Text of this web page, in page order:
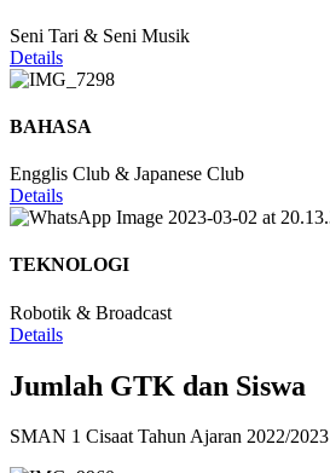
Seni Tari & Seni Musik
Details
BAHASA
Engglis Club & Japanese Club
Details
TEKNOLOGI
Robotik & Broadcast
Details
Jumlah GTK dan Siswa
SMAN 1 Cisaat Tahun Ajaran 2022/2023